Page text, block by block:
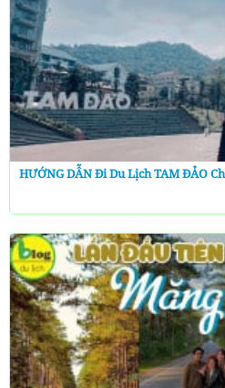
HƯỚNG DẪN Đi Du Lịch TAM ĐẢO